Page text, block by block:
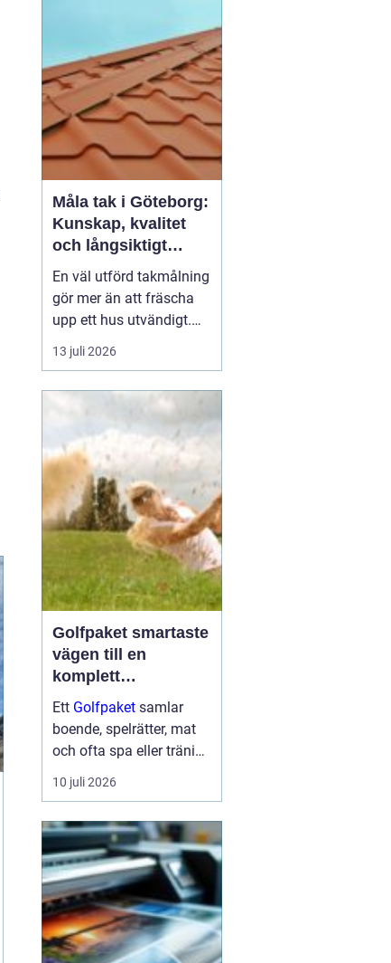
Måla tak i Göteborg:
Kunskap, kvalitet
och långsiktigt
skydd vid
takmålning i
Göteborg
En väl utförd takmålning
gör mer än att fräscha
upp ett hus utvändigt.
Den förlänger takets
livslängd, skyddar mot
spara stora pengar på
sikt. I en kuststad som
Göteb...
13 juli 2026
Golfpaket smartaste
vägen till en
komplett
golfupplevelse
Ett Golfpaket samlar
boende, spelrätter, mat
och ofta spa eller träning
i en och samma
bokning. För dig som vill
banan och minimera
krånglet med logistik är
ett genomtänkt p...
10 juli 2026